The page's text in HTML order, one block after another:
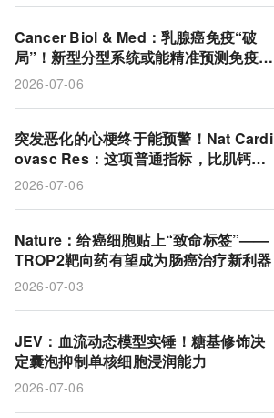
Cancer Biol & Med：乳腺癌免疫“破
局”！新型分型系统或能精准预测免疫疗
法成败
2026-07-06
突发恶化的心梗终于能预警！Nat Cardi
ovasc Res：这项普通指标，比肌钙蛋
白还准
2026-07-06
Nature：给癌细胞贴上“致命标签”——
TROP2靶向药有望成为肠癌治疗新利器
2026-07-03
JEV：血流动态模型实锤！糖基修饰决
定囊泡抑制单核细胞浸润能力
2026-07-06